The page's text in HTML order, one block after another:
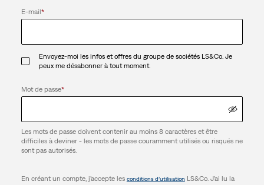
E-mail*
Envoyez-moi les infos et offres du groupe de sociétés LS&Co. Je
peux me désabonner à tout moment.
Mot de passe*
Les mots de passe doivent contenir au moins 8 caractères et être
difficiles à deviner - les mots de passe couramment utilisés ou risqués ne
sont pas autorisés.
En créant un compte, j’accepte les conditions d’utilisation LS&Co. J’ai lu la